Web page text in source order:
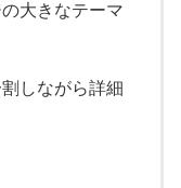
大きなテーマ
しながら詳細